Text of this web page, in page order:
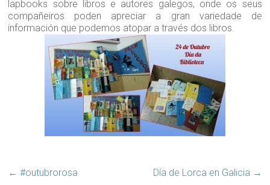
lapbooks sobre libros e autores galegos, onde os seus
compañeiros poden apreciar a gran variedade de
información que podemos atopar a través dos libros.
← #outubrorosa Día de Lorca en Galicia →